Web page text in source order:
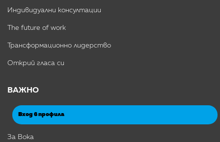
Индивидуални консултации
The future of work
Трансформационно лидерство
Открий гласа си
ВАЖНО
Вход в профила
За Вока